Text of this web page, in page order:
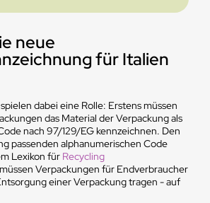
neue
für Italien
dabei eine Rolle: Erstens müssen
das Material der Verpackung als
nach 97/129/EG kennzeichnen. Den
passenden alphanumerischen Code
Lexikon für Recycling
Verpackungen für Endverbraucher
einer Verpackung tragen - auf